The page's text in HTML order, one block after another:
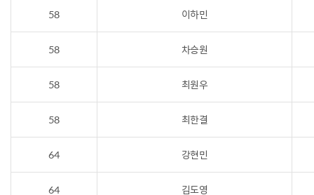
58 이하민
58 차승원
58 최원우
58 최한결
64 강현민
64 김도영